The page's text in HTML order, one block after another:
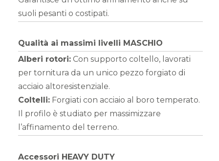
suoli pesanti o costipati.
Qualità ai massimi livelli MASCHIO
Alberi rotori: Con supporto coltello, lavorati
per tornitura da un unico pezzo forgiato di
acciaio altoresistenziale.
Coltelli: Forgiati con acciaio al boro temperato.
Il profilo è studiato per massimizzare
l’affinamento del terreno.
Accessori HEAVY DUTY